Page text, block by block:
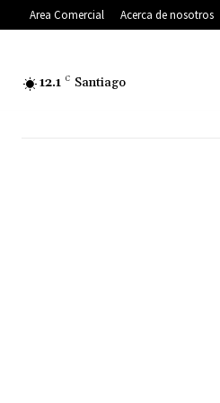
Area Comercial Acerca de nosotros
12.1 C Santiago